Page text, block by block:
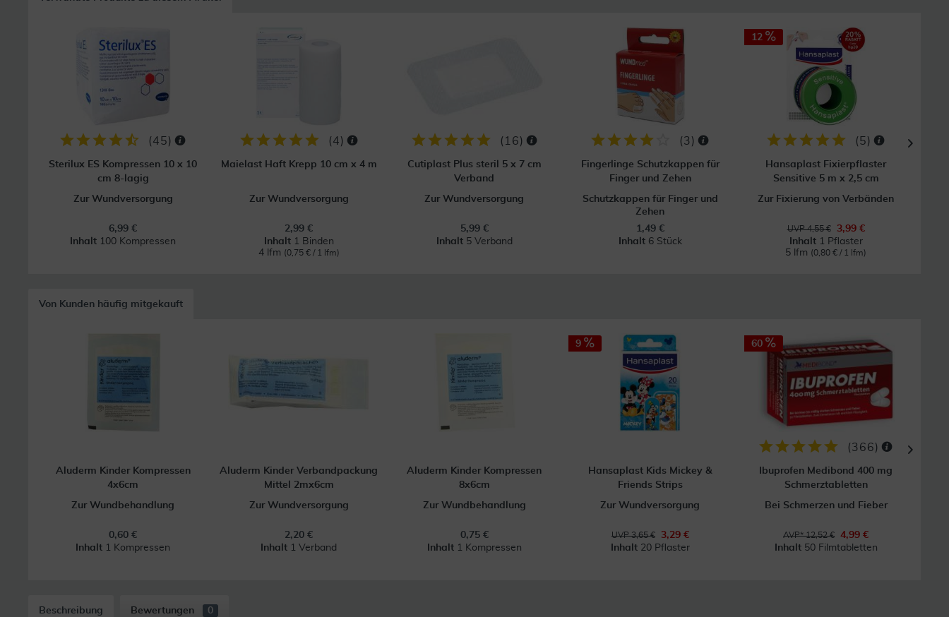
(45)
Sterilux ES Kompressen 10 x 10
cm 8-lagig
Zur Wundversorgung
6,99 €
Inhalt 100 Kompressen
(4)
Maielast Haft Krepp 10 cm x 4 m
Zur Wundversorgung
2,99 €
Inhalt 1 Binden
4 lfm (0,75 € / 1 lfm)
( 16)
Cutiplast Plus steril 5 x 7 cm
Verband
Zur Wundversorgung
5,99 €
Inhalt 5 Verband
(3)
Fingerlinge Schutzkappen für
Finger und Zehen
Schutzkappen für Finger und
Zehen
1,49 €
Inhalt 6 Stück
12
(5)
Hansaplast Fixierpflaster
Sensitive 5 m x 2,5 cm
Zur Fixierung von Verbänden
UVP 4,55 €
3,99 €
Inhalt 1 Pflaster
5 lfm (0,80 € / 1 lfm)
Von Kunden häufig mitgekauft
Aluderm Kinder Kompressen
4x6cm
Zur Wundbehandlung
0,60 €
Inhalt 1 Kompressen
Aluderm Kinder Verbandpackung
Mittel 2mx6cm
Zur Wundversorgung
2,20 €
Inhalt 1 Verband
Aluderm Kinder Kompressen
8x6cm
Zur Wundbehandlung
0,75 €
Inhalt 1 Kompressen
9
Hansaplast Kids Mickey &
Friends Strips
Zur Wundversorgung
UVP 3,65 €
3,29 €
Inhalt 20 Pflaster
60
(366)
Ibuprofen Medibond 400 mg
Schmerztabletten
Bei Schmerzen und Fieber
AVP* 12,52 €
4,99 €
Inhalt 50 Filmtabletten
Beschreibung Bewertungen 0